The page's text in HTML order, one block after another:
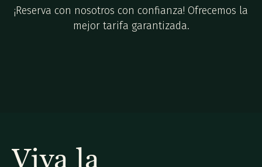
¡Reserva con nosotros con confianza! Ofrecemos la
mejor tarifa garantizada.
Viva la